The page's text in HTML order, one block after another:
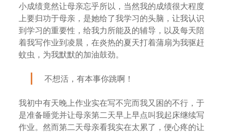
小成绩竟然让母亲忘乎所以，当然我的成绩很大程度
上要归功于母亲，是她给了我学习的头脑，让我认识
到学习的重要性，给我力所能及的辅导，以及每天陪
着我写作业到凌晨，在炎热的夏天打着蒲扇为我驱赶
蚊虫，为我默默的加油鼓劲。
不想活，有本事你跳啊！
我初中有天晚上作业实在写不完而我又困的不行，于
是准备睡觉并让母亲第二天早上早点叫我起床继续写
作业。然而第二天母亲看我实在太累了，便心疼的让